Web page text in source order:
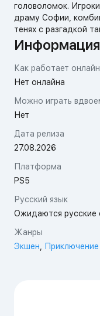
головоломок.
драму Софии,
тенях с разгадкой
Информация
Как работает онлайн
Нет онлайна
Платформа
PS5
Можно играть
Нет
Русский язык
Ожидаются русские
Дата релиза
27.08.2026
Жанры
Экшен
Приключение